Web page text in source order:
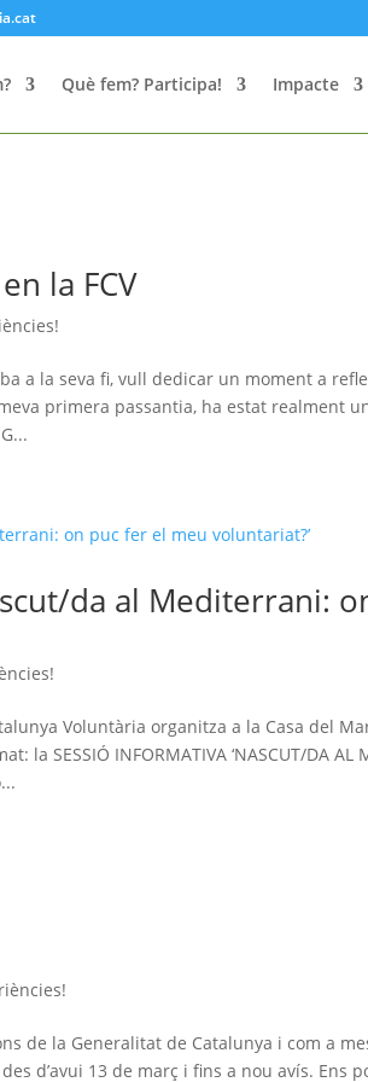
Què fem? Participa! Impacte
la FCV
a la seva fi, vull dedicar un moment a
primera passantia, ha estat realment
da al Mediterrani:
Voluntària organitza a la Casa del
SESSIÓ INFORMATIVA ‘NASCUT/DA AL
de la Generalitat de Catalunya i com a
d’avui 13 de març i fins a nou avís. Ens